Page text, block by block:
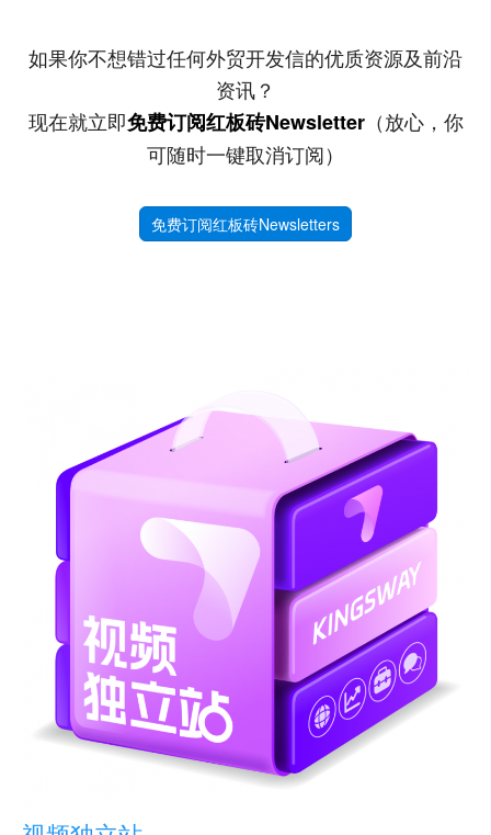
如果你不想错过任何外贸开发信的优质资源及前沿
资讯？
现在就立即免费订阅红板砖Newsletter（放心，你
可随时一键取消订阅）
免费订阅红板砖Newsletters